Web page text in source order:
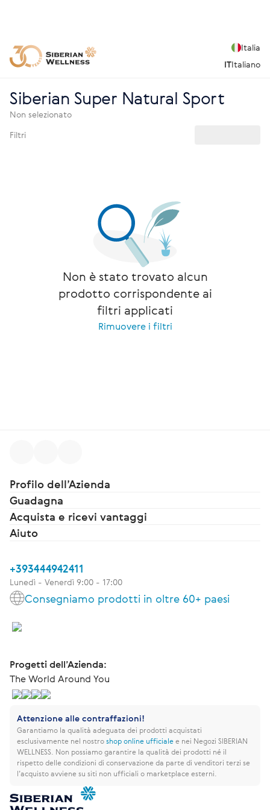
Italia
ITItaliano
Siberian Super Natural Sport
Non selezionato
Filtri
Non è stato trovato alcun
prodotto corrispondente ai
filtri applicati
Rimuovere i filtri
Profilo dell’Azienda
Guadagna
Acquista e ricevi vantaggi
Aiuto
+393444942411
Lunedì - Venerdì 9:00 - 17:00
Consegniamo prodotti in oltre 60+ paesi
Progetti dell’Azienda:
The World Around You
Attenzione alle contraffazioni!
Garantiamo la qualità adeguata dei prodotti acquistati
esclusivamente nel nostroshop online ufficialee nei Negozi SIBERIAN
WELLNESS. Non possiamo garantire la qualità dei prodotti né il
rispetto delle condizioni di conservazione da parte di venditori terzi se
l’acquisto avviene su siti non ufficiali o marketplace esterni.